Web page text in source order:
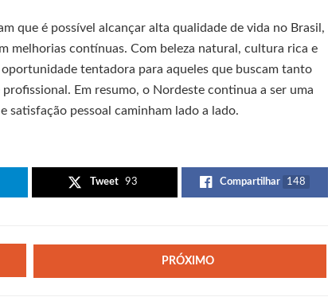
que é possível alcançar alta qualidade de vida no Brasil,
melhorias contínuas. Com beleza natural, cultura rica e
tentadora para aqueles que buscam tanto
Em resumo, o Nordeste continua a ser uma
satisfação pessoal caminham lado a lado.
Tweet 93 Compartilhar 148
PRÓXIMO